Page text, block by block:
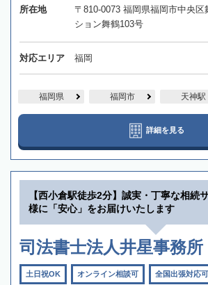
所在地
〒810-0073 福岡県福岡市中央区
ション舞鶴103号
対応エリア 福岡
福岡県 福岡市 天神駅
詳細を見る
【西小倉駅徒歩2分】誠実・丁寧な相続
様に「安心」をお届けいたします
司法書士法人井星事務所
土日祝OK オンライン相談可 全国出張対応可